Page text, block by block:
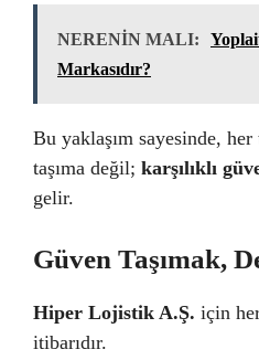
NERENİN MALI:
Markasıdır?
Bu yaklaşım sayesinde,
taşıma değil; karşılıklı
gelir.
Güven Taşımak,
Hiper Lojistik A.Ş. için
itibarıdır.